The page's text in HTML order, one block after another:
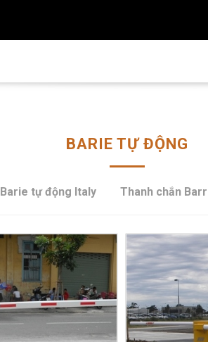
BARIE TỰ ĐỘNG
Barie tự động Italy Thanh chắn